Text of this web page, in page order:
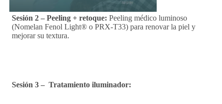
Sesión 2 – Peeling + retoque: Peeling médico luminoso
(Nomelan Fenol Light® o PRX-T33) para renovar la piel y
mejorar su textura.
Sesión 3 – Tratamiento iluminador: